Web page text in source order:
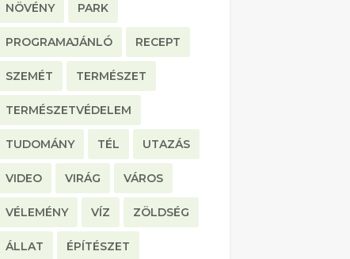
NÖVÉNY PARK
PROGRAMAJÁNLÓ RECEPT
SZEMÉT TERMÉSZET
TERMÉSZETVÉDELEM
TUDOMÁNY TÉL UTAZÁS
VIDEO VIRÁG VÁROS
VÉLEMÉNY VÍZ ZÖLDSÉG
ÁLLAT ÉPÍTÉSZET